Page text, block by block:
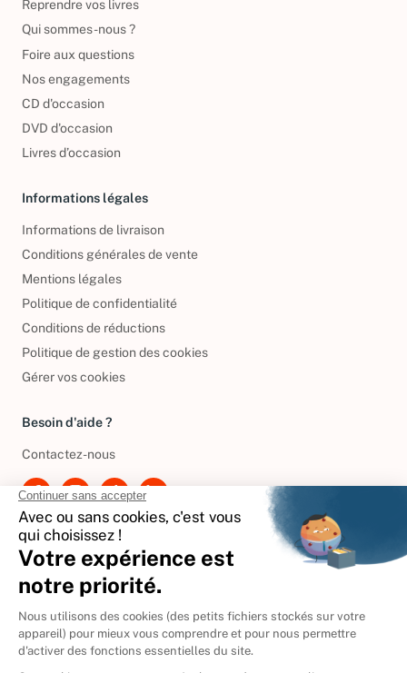
Reprendre vos livres
Qui sommes-nous ?
Foire aux questions
Nos engagements
CD d'occasion
DVD d'occasion
Livres d’occasion
Informations légales
Informations de livraison
Conditions générales de vente
Mentions légales
Politique de confidentialité
Conditions de réductions
Politique de gestion des cookies
Gérer vos cookies
Besoin d'aide ?
Contactez-nous
International
🇪🇸 Espagne
🇩🇪Allemagne
🇮🇹 Italie